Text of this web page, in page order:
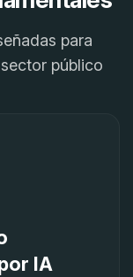
para
público
IA